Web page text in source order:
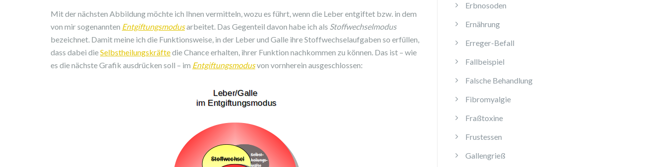
Mit der nächsten Abbildung möchte ich Ihnen vermitteln, wozu es führt, wenn die Leber entgiftet bzw. in dem
von mir sogenannten Entgiftungsmodusarbeitet. Das Gegenteil davon habe ich als Stoffwechselmodus
bezeichnet. Damit meine ich die Funktionsweise, in der Leber und Galle ihre Stoffwechselaufgaben so erfüllen,
dass dabei dieSelbstheilungskräftedie Chance erhalten, ihrer Funktion nachkommen zu können. Das ist – wie
es die nächste Grafik ausdrücken soll – im Entgiftungsmodusvon vornherein ausgeschlossen:
Erbnosoden
Ernährung
Erreger-Befall
Fallbeispiel
Falsche Behandlung
Fibromyalgie
Fraßtoxine
Frustessen
Gallengrieß